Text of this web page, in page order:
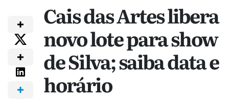
Cais das Artes libera
novo lote para show
de Silva; saiba data e
horário